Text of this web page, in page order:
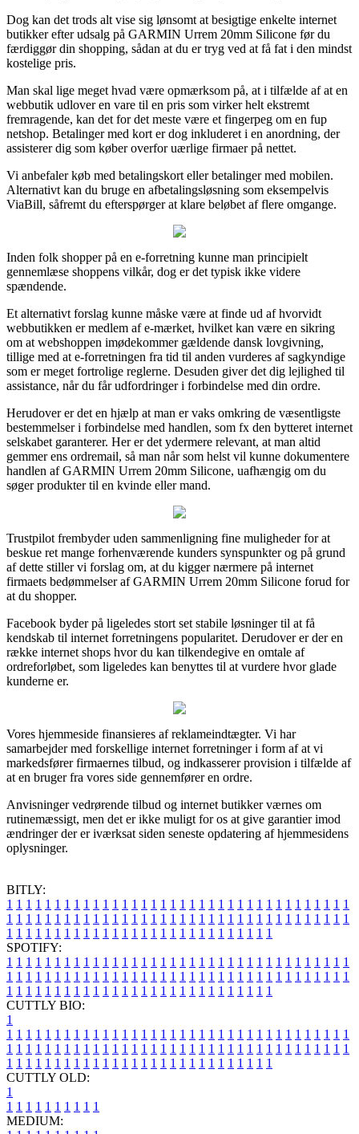
Dog kan det trods alt vise sig lønsomt at besigtige enkelte internet
butikker efter udsalg på GARMIN Urrem 20mm Silicone før du
færdiggør din shopping, sådan at du er tryg ved at få fat i den mindst
kostelige pris.
Man skal lige meget hvad være opmærksom på, at i tilfælde af at en
webbutik udlover en vare til en pris som virker helt ekstremt
fremragende, kan det for det meste være et fingerpeg om en fup
netshop. Betalinger med kort er dog inkluderet i en anordning, der
assisterer dig som køber overfor uærlige firmaer på nettet.
Vi anbefaler køb med betalingskort eller betalinger med mobilen.
Alternativt kan du bruge en afbetalingsløsning som eksempelvis
ViaBill, såfremt du efterspørger at klare beløbet af flere omgange.
Inden folk shopper på en e-forretning kunne man principielt
gennemlæse shoppens vilkår, dog er det typisk ikke videre
spændende.
Et alternativt forslag kunne måske være at finde ud af hvorvidt
webbutikken er medlem af e-mærket, hvilket kan være en sikring
om at webshoppen imødekommer gældende dansk lovgivning,
tillige med at e-forretningen fra tid til anden vurderes af sagkyndige
som er meget fortrolige reglerne. Desuden giver det dig lejlighed til
assistance, når du får udfordringer i forbindelse med din ordre.
Herudover er det en hjælp at man er vaks omkring de væsentligste
bestemmelser i forbindelse med handlen, som fx den bytteret internet
selskabet garanterer. Her er det ydermere relevant, at man altid
gemmer ens ordremail, så man når som helst vil kunne dokumentere
handlen af GARMIN Urrem 20mm Silicone, uafhængig om du
søger produkter til en kvinde eller mand.
Trustpilot frembyder uden sammenligning fine muligheder for at
beskue ret mange forhenværende kunders synspunkter og på grund
af dette stiller vi forslag om, at du kigger nærmere på internet
firmaets bedømmelser af GARMIN Urrem 20mm Silicone forud for
at du shopper.
Facebook byder på ligeledes stort set stabile løsninger til at få
kendskab til internet forretningens popularitet. Derudover er der en
række internet shops hvor du kan tilkendegive en omtale af
ordreforløbet, som ligeledes kan benyttes til at vurdere hvor glade
kunderne er.
Vores hjemmeside finansieres af reklameindtægter. Vi har
samarbejder med forskellige internet forretninger i form af at vi
markedsfører firmaernes tilbud, og indkasserer provision i tilfælde af
at en bruger fra vores side gennemfører en ordre.
Anvisninger vedrørende tilbud og internet butikker værnes om
rutinemæssigt, men det er ikke muligt for os at give garantier imod
ændringer der er iværksat siden seneste opdatering af hjemmesidens
oplysninger.
BITLY:
1 1 1 1 1 1 1 1 1 1 1 1 1 1 1 1 1 1 1 1 1 1 1 1 1 1 1 1 1 1 1 1 1 1 1 1
1 1 1 1 1 1 1 1 1 1 1 1 1 1 1 1 1 1 1 1 1 1 1 1 1 1 1 1 1 1 1 1 1 1 1 1
1 1 1 1 1 1 1 1 1 1 1 1 1 1 1 1 1 1 1 1 1 1 1 1 1 1 1 1
SPOTIFY:
1 1 1 1 1 1 1 1 1 1 1 1 1 1 1 1 1 1 1 1 1 1 1 1 1 1 1 1 1 1 1 1 1 1 1 1
1 1 1 1 1 1 1 1 1 1 1 1 1 1 1 1 1 1 1 1 1 1 1 1 1 1 1 1 1 1 1 1 1 1 1 1
1 1 1 1 1 1 1 1 1 1 1 1 1 1 1 1 1 1 1 1 1 1 1 1 1 1 1 1
CUTTLY BIO:
1
1 1 1 1 1 1 1 1 1 1 1 1 1 1 1 1 1 1 1 1 1 1 1 1 1 1 1 1 1 1 1 1 1 1 1 1
1 1 1 1 1 1 1 1 1 1 1 1 1 1 1 1 1 1 1 1 1 1 1 1 1 1 1 1 1 1 1 1 1 1 1 1
1 1 1 1 1 1 1 1 1 1 1 1 1 1 1 1 1 1 1 1 1 1 1 1 1 1 1 1
CUTTLY OLD:
1
1 1 1 1 1 1 1 1 1 1
MEDIUM: